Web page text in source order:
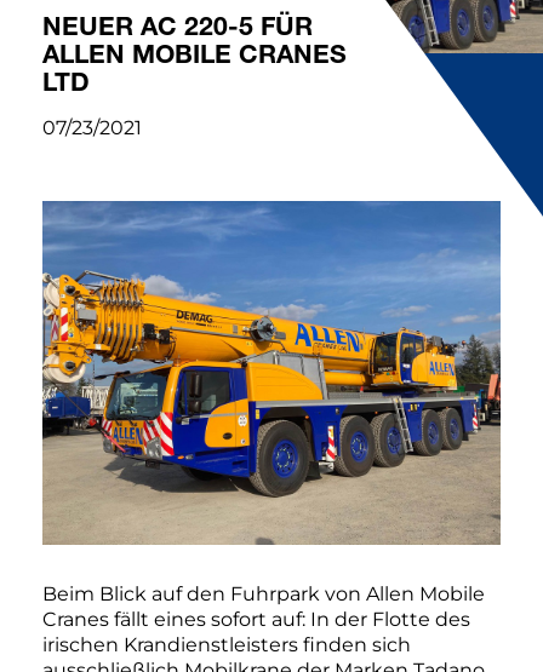
NEUER AC 220-5 FÜR
ALLEN MOBILE CRANES
LTD
07/23/2021
Beim Blick auf den Fuhrpark von Allen Mobile
Cranes fällt eines sofort auf: In der Flotte des
irischen Krandienstleisters finden sich